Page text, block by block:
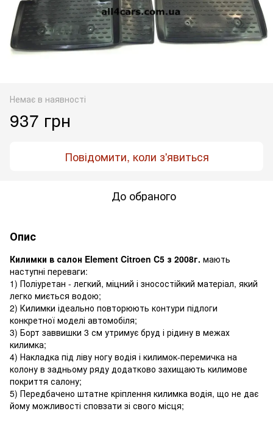
Немає в наявності
937 грн
Повідомити, коли з'явиться
До обраного
Опис
Килимки в салон Element Citroen C5 з 2008г. мають
наступні переваги:
1) Поліуретан - легкий, міцний і зносостійкий матеріал, який
легко миється водою;
2) Килимки ідеально повторюють контури підлоги
конкретної моделі автомобіля;
3) Борт заввишки 3 см утримує бруд і рідину в межах
килимка;
4) Накладка під ліву ногу водія і килимок-перемичка на
колону в задньому ряду додатково захищають килимове
покриття салону;
5) Передбачено штатне кріплення килимка водія, що не дає
йому можливості сповзати зі свого місця;